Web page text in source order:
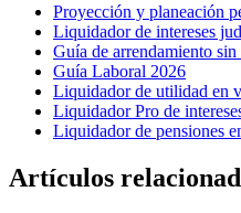
Proyección y planeación
Liquidador de intereses
Guía de arrendamiento sin
Guía Laboral 2026
Liquidador de utilidad en
Liquidador Pro de
Liquidador de pensiones
Artículos